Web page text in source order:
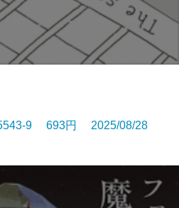
9 693円 2025/08/28